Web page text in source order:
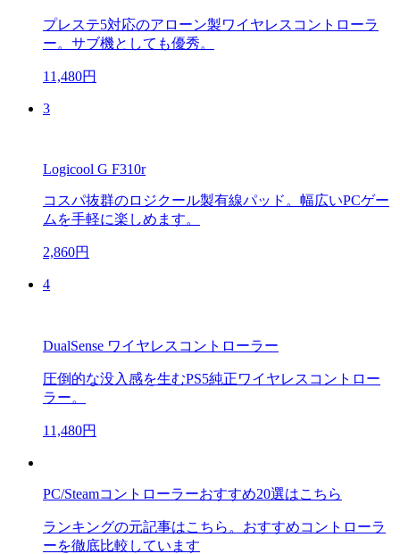
プレステ5対応のアローン製ワイヤレスコントローラ
ー。サブ機としても優秀。
11,480円
3
Logicool G F310r
コスパ抜群のロジクール製有線パッド。幅広いPCゲー
ムを手軽に楽しめます。
2,860円
4
DualSense ワイヤレスコントローラー
圧倒的な没入感を生むPS5純正ワイヤレスコントロー
ラー。
11,480円
PC/Steamコントローラーおすすめ20選はこちら
ランキングの元記事はこちら。おすすめコントローラ
ーを徹底比較しています